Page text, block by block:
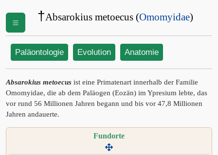
†Absarokius metoecus (Omomyidae)
Paläontologie Evolution Anatomie
Absarokius metoecus ist eine Primatenart innerhalb der Familie
Omomyidae, die ab dem Paläogen (Eozän) im Ypresium lebte, das
vor rund 56 Millionen Jahren begann und bis vor 47,8 Millionen
Jahren andauerte.
Fundorte